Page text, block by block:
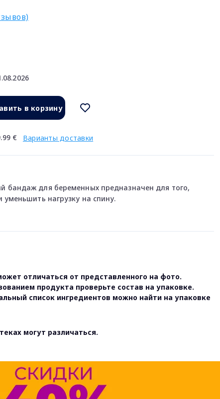
в корзину
€ Варианты доставки
бандаж для беременных предназначен для того,
нагрузку на спину.
отличаться от представленного на фото.
продукта проверьте состав на упаковке.
список ингредиентов можно найти на упаковке
могут различаться.